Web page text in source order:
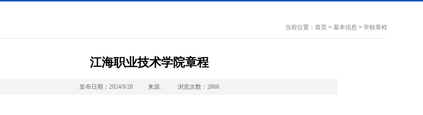
当前位置：首页 > 基本信息 > 学校章程
江海职业技术学院章程
发布日期：2024/9/28 来源: 浏览次数：2868